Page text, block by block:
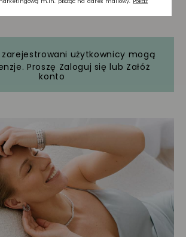
zarejestrowani użytkownicy mogą
Proszę Zaloguj się lub Załóż
konto